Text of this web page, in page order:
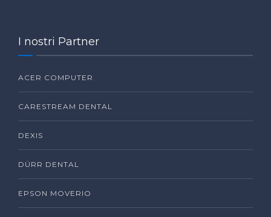
I nostri Partner
ACER COMPUTER
CARESTREAM DENTAL
DEXIS
DÜRR DENTAL
EPSON MOVERIO